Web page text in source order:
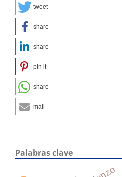
tweet
share
share
pin it
share
mail
Palabras clave